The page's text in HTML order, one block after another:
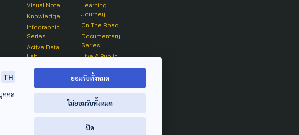
Visual Note
Knowledge
Infographic
Series
Active Data
Lab
Learning
Journey
On The Road
Documentary
Series
Live & Public
On air Clip
TH
คคล
ยอมรับทั้งหมด
ไม่ยอมรับทั้งหมด
ปิด